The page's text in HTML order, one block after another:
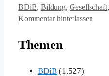
Kategorien
BDiB, Bildung, Gesellschaft,
Kommentar hinterlassen
Themen
BDiB (1.527)